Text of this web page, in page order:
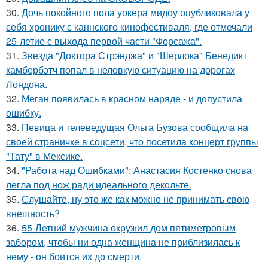
30. Дочь покойного пола уокера мидоу опубликовала у
себя хронику с каннского кинофестиваля, где отмечали
25-летие с выхода первой части "Форсажа".
31. Звезда "Доктора Стрэнджа" и "Шерлока" Бенедикт
камбербэтч попал в неловкую ситуацию на дорогах
Лондона.
32. Меган появилась в красном наряде - и допустила
ошибку.
33. Певица и телеведущая Ольга Бузова сообщила на
своей страничке в соцсети, что посетила концерт группы
"Тату" в Мексике.
34. "Работа над Ошибками": Анастасия Костенко снова
легла под нож ради идеального декольте.
35. Слушайте, ну это же как можно не принимать свою
внешность?
36. 55-Летний мужчина окружил дом пятиметровым
забором, чтобы ни одна женщина не приблизилась к
нему - он боится их до смерти.